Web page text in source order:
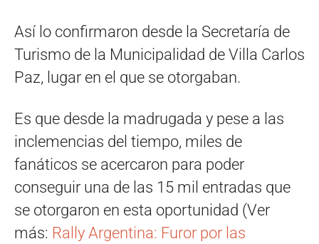
Así lo confirmaron desde la Secretaría de
Turismo de la Municipalidad de Villa Carlos
Paz, lugar en el que se otorgaban.
Es que desde la madrugada y pese a las
inclemencias del tiempo, miles de
fanáticos se acercaron para poder
conseguir una de las 15 mil entradas que
se otorgaron en esta oportunidad (Ver
más: Rally Argentina: Furor por las